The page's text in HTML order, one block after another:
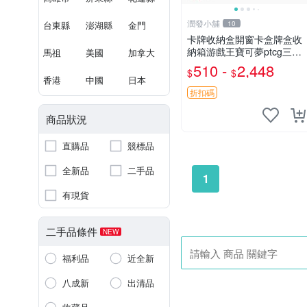
台東縣 澎湖縣 金門
馬祖 美國 加拿大
香港 中國 日本
商品狀況
直購品
競標品
全新品
二手品
有現貨
二手品條件 NEW
福利品
近全新
八成新
出清品
潤發小舖 10
卡牌收納盒開窗卡盒牌盒收
納箱游戲王寶可夢ptcg三國
殺海賊王dtcg
$510 - $2,448
折扣碼
1